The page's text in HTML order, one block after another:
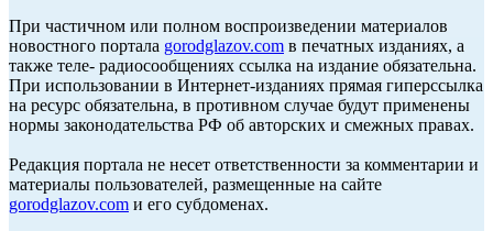
При частичном или полном воспроизведении материалов
новостного портала gorodglazov.com в печатных изданиях, а
также теле- радиосообщениях ссылка на издание обязательна.
При использовании в Интернет-изданиях прямая гиперссылка
на ресурс обязательна, в противном случае будут применены
нормы законодательства РФ об авторских и смежных правах.
Редакция портала не несет ответственности за комментарии и
материалы пользователей, размещенные на сайте
gorodglazov.com и его субдоменах.